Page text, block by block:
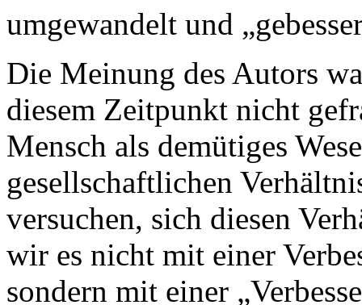
umgewandelt und
Die Meinung des Autors
diesem Zeitpunkt nicht
Mensch als demütiges
gesellschaftlichen
versuchen, sich diesen
wir es nicht mit einer
sondern mit einer